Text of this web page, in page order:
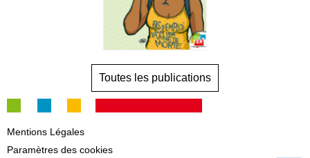
Toutes les publications
Mentions Légales
Paramètres des cookies